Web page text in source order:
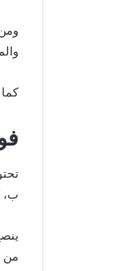
ب،
من